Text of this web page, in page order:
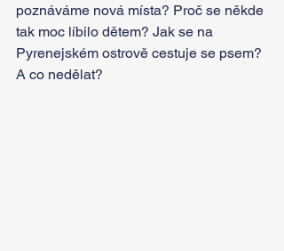
poznáváme nová místa? Proč se někde
tak moc líbilo dětem? Jak se na
Pyrenejském ostrově cestuje se psem?
A co nedělat?